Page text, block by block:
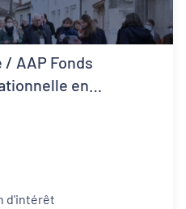
/ AAP Fonds
en
d'intérêt